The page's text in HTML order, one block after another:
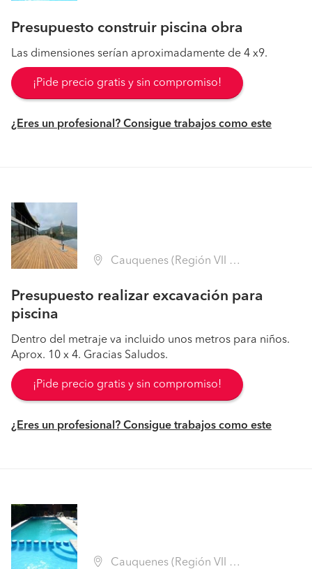
Presupuesto construir piscina obra
Las dimensiones serían aproximadamente de 4 x9.
¡Pide precio gratis y sin compromiso!
¿Eres un profesional? Consigue trabajos como este
Cauquenes (Región VII Maule - Cauquenes)
Presupuesto realizar excavación para
piscina
Dentro del metraje va incluido unos metros para niños.
Aprox. 10 x 4. Gracias Saludos.
¡Pide precio gratis y sin compromiso!
¿Eres un profesional? Consigue trabajos como este
Cauquenes (Región VII Maule - Cauquenes)